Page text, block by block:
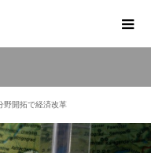
開拓で経済改革